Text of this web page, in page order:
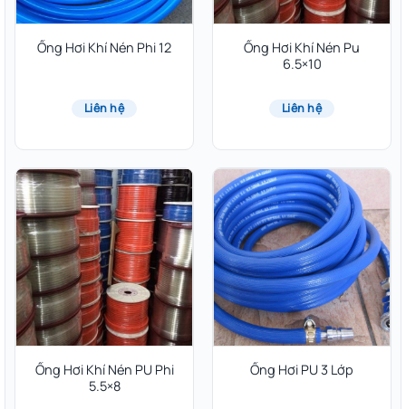
Ống Hơi Khí Nén Phi 12
Liên hệ
Ống Hơi Khí Nén Pu
6.5×10
Liên hệ
Ống Hơi Khí Nén PU Phi
5.5×8
Ống Hơi PU 3 Lớp